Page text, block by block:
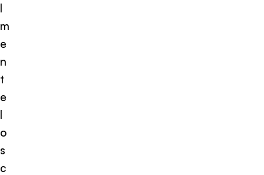
l
m
e
n
t
e
l
o
s
c